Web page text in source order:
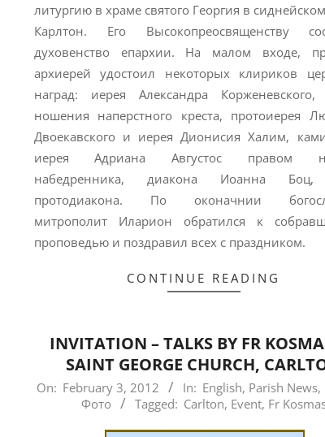
литургию в храме святого Георгия в
Карлтон. Его Высокопреосвященству
духовенство епархии. На малом входе,
архиерей удостоил некоторых клириков
наград: иерея Александра
ношения наперстного креста, протоиерея
Двоекавского и иерея Дионисия Халим,
иерея Адриана Августос правом
набедренника, диакона Иоанна
протодиакона. По оконачнии
митрополит Иларион обратился к
проповедью и поздравил всех с праздником.
CONTINUE READING
INVITATION – TALKS BY FR
SAINT GEORGE CHURCH,
2012-
On: February 3, 2012 In: English, Parish News,
Фото
Tagged: Carlton, Event, Fr